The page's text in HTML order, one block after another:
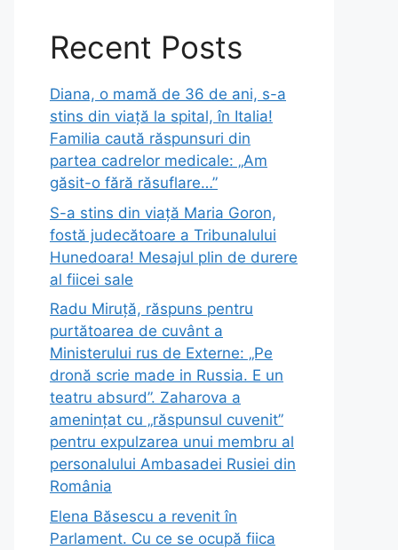
Recent Posts
Diana, o mamă de 36 de ani, s-a
stins din viață la spital, în Italia!
Familia caută răspunsuri din
partea cadrelor medicale: „Am
găsit-o fără răsuflare…”
S-a stins din viață Maria Goron,
fostă judecătoare a Tribunalului
Hunedoara! Mesajul plin de durere
al fiicei sale
Radu Miruță, răspuns pentru
purtătoarea de cuvânt a
Ministerului rus de Externe: „Pe
dronă scrie made in Russia. E un
teatru absurd”. Zaharova a
amenințat cu „răspunsul cuvenit”
pentru expulzarea unui membru al
personalului Ambasadei Rusiei din
România
Elena Băsescu a revenit în
Parlament. Cu ce se ocupă fiica